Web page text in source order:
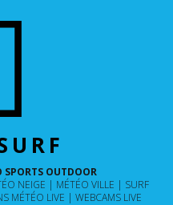
SPORTS OUTDOOR
NEIGE MÉTÉO VILLE
SURF
MÉTÉO LIVE WEBCAMS LIVE